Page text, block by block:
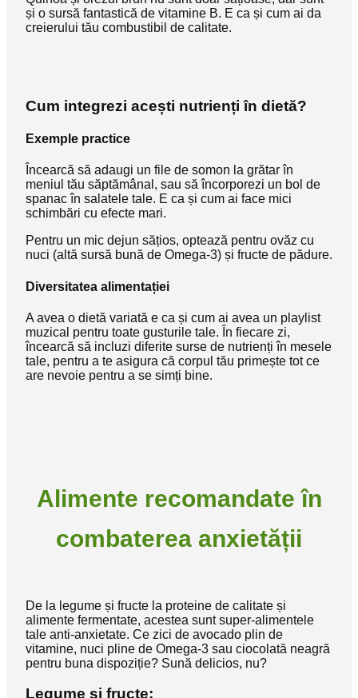
și o sursă fantastică de vitamine B. E ca și cum ai da
creierului tău combustibil de calitate.
Cum integrezi acești nutrienți în dietă?
Exemple practice
Încearcă să adaugi un file de somon la grătar în
meniul tău săptămânal, sau să încorporezi un bol de
spanac în salatele tale. E ca și cum ai face mici
schimbări cu efecte mari.
Pentru un mic dejun sățios, optează pentru ovăz cu
nuci (altă sursă bună de Omega-3) și fructe de pădure.
Diversitatea alimentației
A avea o dietă variată e ca și cum ai avea un playlist
muzical pentru toate gusturile tale. În fiecare zi,
încearcă să incluzi diferite surse de nutrienți în mesele
tale, pentru a te asigura că corpul tău primește tot ce
are nevoie pentru a se simți bine.
Alimente recomandate în
combaterea anxietății
De la legume și fructe la proteine de calitate și
alimente fermentate, acestea sunt super-alimentele
tale anti-anxietate. Ce zici de avocado plin de
vitamine, nuci pline de Omega-3 sau ciocolată neagră
pentru buna dispoziție? Sună delicios, nu?
Legume și fructe: